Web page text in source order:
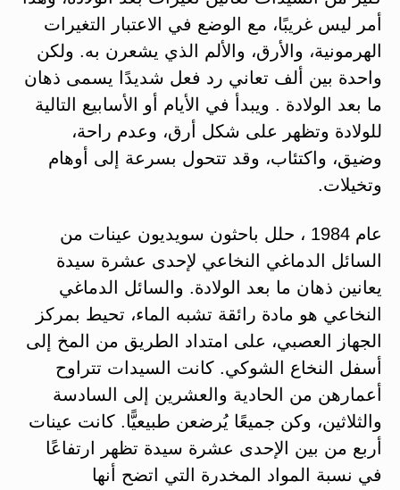
أمر ليس غريبًا، مع الوضع في الاعتبار التغيرات
الهرمونية، والأرق، والألم الذي يشعرن به. ولكن
واحدة بين ألف تعاني رد فعل شديدًا يسمى ذهان
ما بعد الولادة . ويبدأ في الأيام أو الأسابيع التالية
للولادة وتظهر على شكل أرق، وعدم راحة،
وضيق، واكتئاب، وقد تتحول بسرعة إلى أوهام
وتخيلات.
عام 1984 ، حلل باحثون سويديون عينات من
السائل الدماغي النخاعي لإحدى عشرة سيدة
يعانين ذهان ما بعد الولادة. والسائل الدماغي
النخاعي هو مادة رائقة تشبه الماء، تحيط بمركز
الجهاز العصبي، على امتداد الطريق من المخ إلى
أسفل النخاع الشوكي. كانت السيدات تتراوح
أعمارهن من الحادية والعشرين إلى السادسة
والثلاثين، وكن جميعًا يُرضعن طبيعيًّا. كانت عينات
أربع من بين الإحدى عشرة سيدة تظهر ارتفاعًا
في نسبة المواد المخدرة التي اتضح أنها